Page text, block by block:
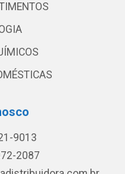
9013
2087